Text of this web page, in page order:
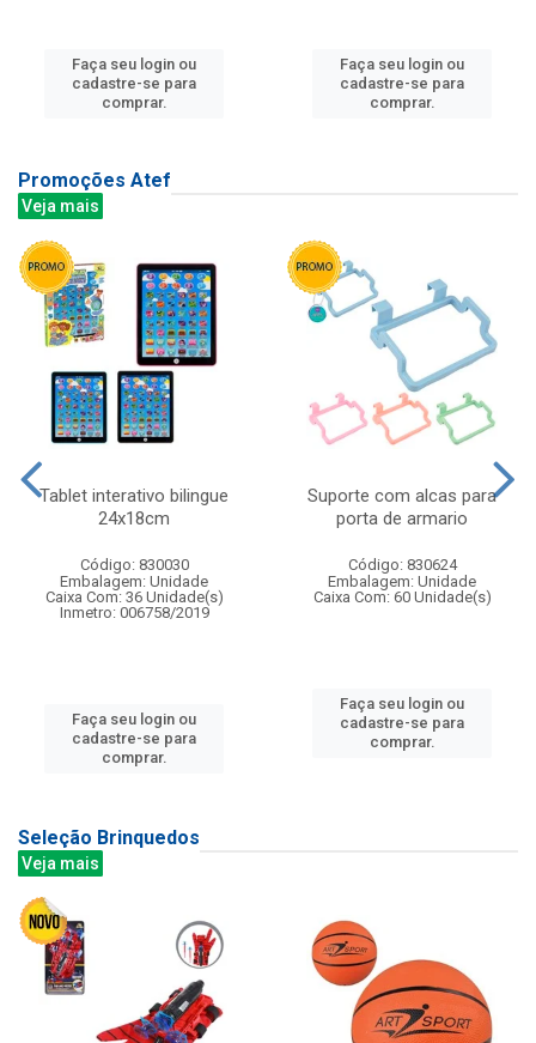
Faça seu login ou
cadastre-se para
comprar.
Faça seu login ou
cadastre-se para
comprar.
Promoções Atef
Veja mais
Tablet interativo bilingue
24x18cm
Código: 830030
Embalagem: Unidade
Caixa Com: 36 Unidade(s)
Inmetro: 006758/2019
Faça seu login ou
cadastre-se para
comprar.
Suporte com alcas para
porta de armario
Código: 830624
Embalagem: Unidade
Caixa Com: 60 Unidade(s)
Faça seu login ou
cadastre-se para
comprar.
Seleção Brinquedos
Veja mais